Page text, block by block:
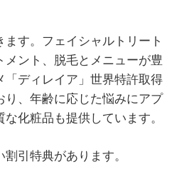
す。フェイシャルトリート
メント、脱毛とメニューが豊
「ディレイア」世界特許取得
り、年齢に応じた悩みにアプ
化粧品も提供しています。
引特典があります。